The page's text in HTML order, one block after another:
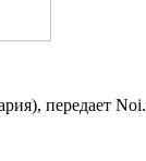
передает